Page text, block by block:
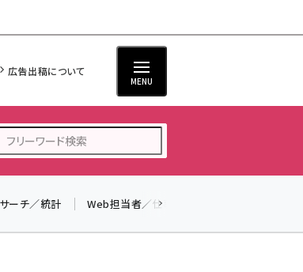
広告出稿について
MENU
サーチ／統計 Web担当者／仕事